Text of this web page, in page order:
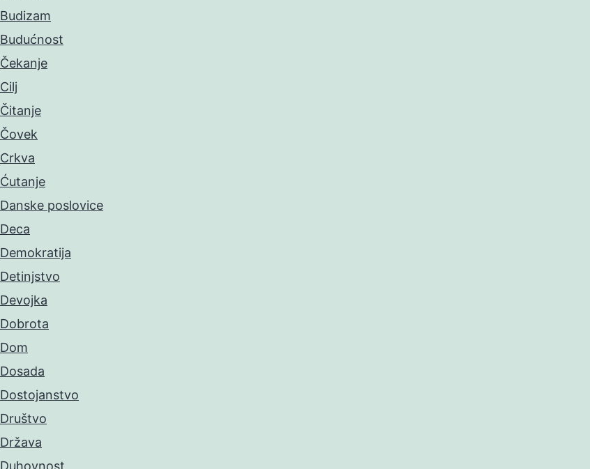
Budizam
Budućnost
Čekanje
Cilj
Čitanje
Čovek
Crkva
Ćutanje
Danske poslovice
Deca
Demokratija
Detinjstvo
Devojka
Dobrota
Dom
Dosada
Dostojanstvo
Društvo
Država
Duhovnost